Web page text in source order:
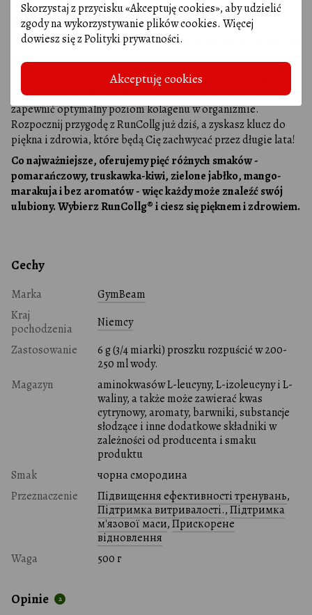
Skorzystaj z przycisku «Akceptuję cookies», aby udzielić
zgody na wykorzystywanie plików cookies. Więcej
dowiesz się zPolityki prywatności.
Akceptuję cookies
Sposób użycia:
Wymieszać 1 porcję (18 g) z 250-300 ml wody i natychmiast
Produkt ten jest idealnym uzupełnieniem diety, szczególnie
dla osób, które chcą zachować młodą, zdrową skórę i
zapewnić optymalny poziom kolagenu w organizmie.
Rozpocznij przygodę z RunCollg już dziś, a zyskasz klucz do
piękna i zdrowia, które będą Cię zachwycać przez długie lata!
Co najważniejsze, oferujemy pięć różnych smaków -
pomarańczowy, truskawka-kiwi, zielone jabłko, mango-
marakuja i bez aromatów - więc każdy może znaleźć swój
ulubiony. Wybierz RunCollg® i ciesz się pięknem i zdrowiem.
Cechy
Marka
GymBeam
Kraj
pochodzenia
Niemcy
Zastosowanie
6 g (3/4 miarki) proszku rozpuścić w 200-
250 ml wody.
Magazyn
aminokwasów L-leucyny, L-izoleucyny i L-
waliny, a także może zawierać kwas
cytrynowy, aromaty, barwniki, substancje
słodzące i inne dodatkowe składniki w
zależności od producenta i smaku
produktu
Smak
чорна смородина
Przeznaczenie
Підвищення ефективності тренувань,
Підтримка витривалості.,Підтримка
м'язової маси,Прискорене
відновлення
Waga
500 г
Opinie 2